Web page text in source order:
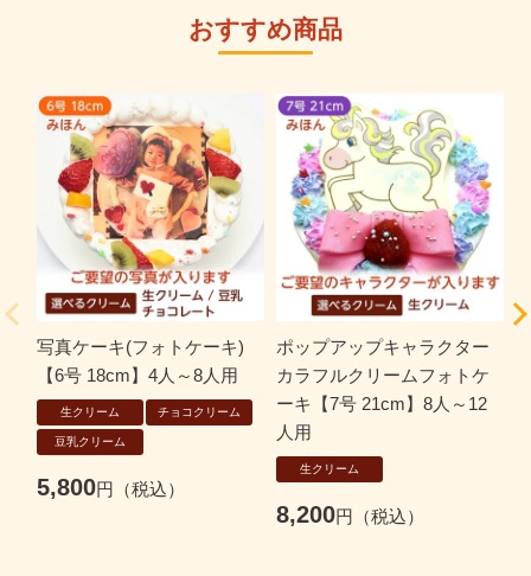
おすすめ商品
写真ケーキ(フォトケーキ)
【6号 18cm】4人～8人用
生クリーム チョコクリーム
豆乳クリーム
5,800
ポップアップキャラクター
カラフルクリームフォトケ
ーキ【7号 21cm】8人～12
人用
生クリーム
8,200